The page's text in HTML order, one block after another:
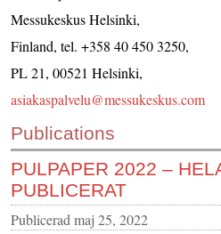
KONTAKTA OSS
Messukeskus Helsinki,
Finland, tel. +358 40 450 3250,
PL 21, 00521 Helsinki,
asiakaspalvelu@messukeskus.com
Publications
PULPAPER 2022 –
PUBLICERAT
Publicerad maj 25, 2022